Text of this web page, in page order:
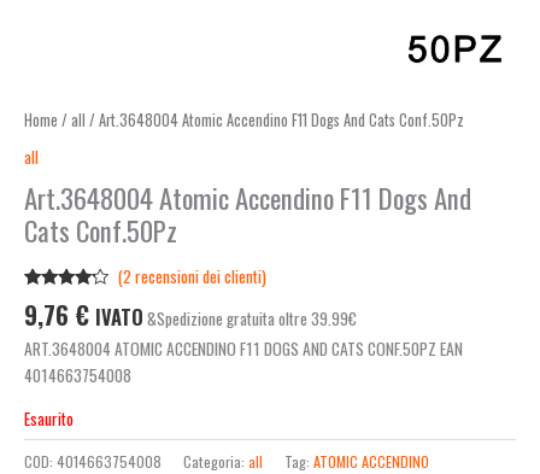
Home / all / Art.3648004 Atomic Accendino F11 Dogs And Cats Conf.50Pz
all
Art.3648004 Atomic Accendino F11 Dogs And
Cats Conf.50Pz
4.00 su
5 su
base di
(2 recensioni dei clienti)
9,76 € IVATO &Spedizione gratuita oltre 39.99€
ART.3648004 ATOMIC ACCENDINO F11 DOGS AND CATS CONF.50PZ EAN
4014663754008
Esaurito
COD: 4014663754008 Categoria: all Tag: ATOMIC ACCENDINO